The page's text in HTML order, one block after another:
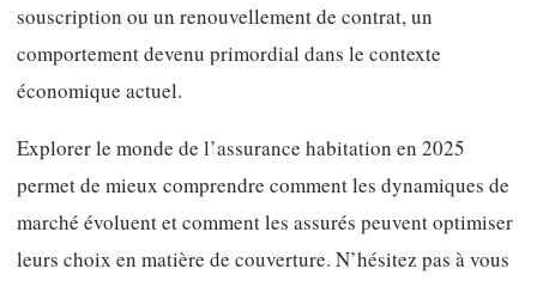
souscription ou un renouvellement de contrat, un
comportement devenu primordial dans le contexte
économique actuel.
Explorer le monde de l’assurance habitation en 2025
permet de mieux comprendre comment les dynamiques de
marché évoluent et comment les assurés peuvent optimiser
leurs choix en matière de couverture. N’hésitez pas à vous